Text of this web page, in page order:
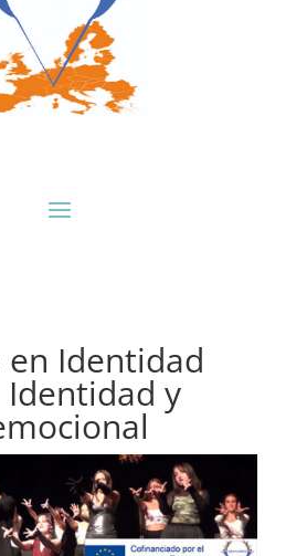
en Identidad
Identidad y